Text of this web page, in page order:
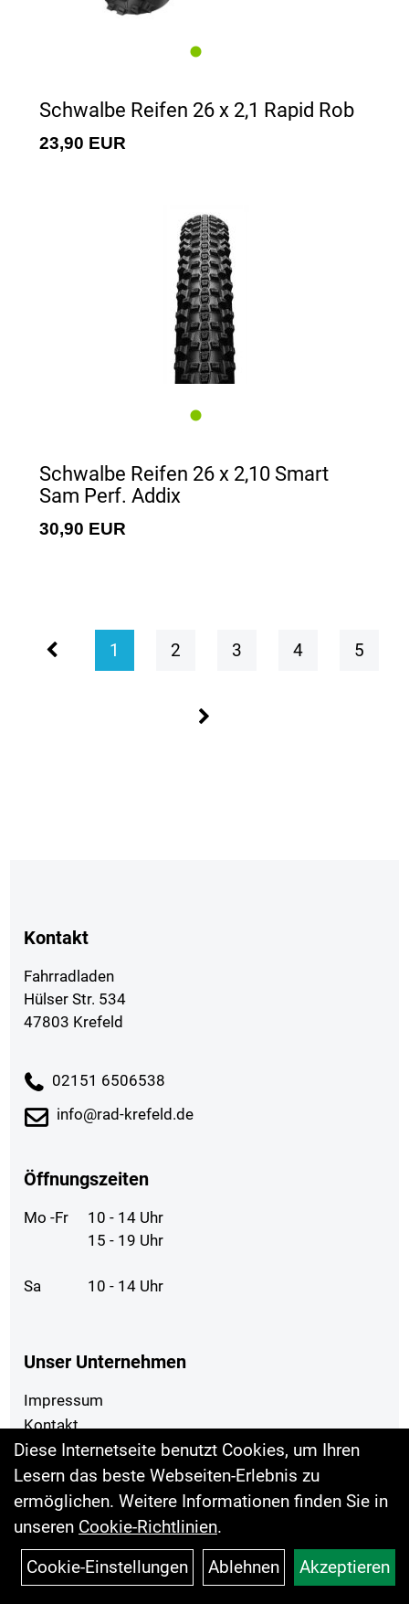
Schwalbe Reifen 26 x 2,1 Rapid Rob
23,90 EUR
Schwalbe Reifen 26 x 2,10 Smart
Sam Perf. Addix
30,90 EUR
1 2 3 4 5
Kontakt
Fahrradladen
Hülser Str. 534
47803 Krefeld
02151 6506538
info@rad-krefeld.de
Öffnungszeiten
Mo -Fr
10 - 14 Uhr
15 - 19 Uhr
Sa 10 - 14 Uhr
Unser Unternehmen
Impressum
Kontakt
AGB
Ihr Einkauf
Datenschutz
Batterieentsorgung
Widerrufsrecht
Diese Internetseite benutzt Cookies, um Ihren
Lesern das beste Webseiten-Erlebnis zu
ermöglichen. Weitere Informationen finden Sie in
unseren Cookie-Richtlinien.
Cookie-Einstellungen
Ablehnen Akzeptieren